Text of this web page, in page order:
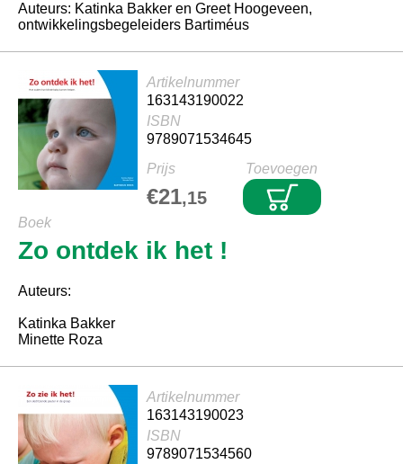
Auteurs: Katinka Bakker en Greet Hoogeveen,
ontwikkelingsbegeleiders Bartiméus
Boek
Zo ontdek ik het !
Auteurs:
Katinka Bakker
Minette Roza
Prijs
€21,15
Toevoegen
Artikelnummer
163143190022
ISBN
9789071534645
Artikelnummer
163143190023
ISBN
9789071534560